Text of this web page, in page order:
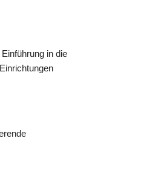
in die